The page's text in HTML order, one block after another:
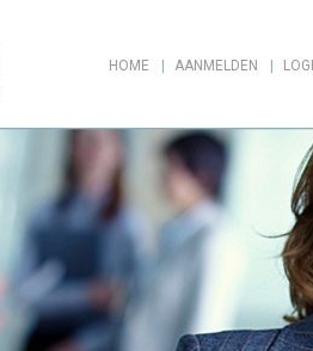
HOME AANMELDEN